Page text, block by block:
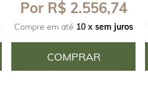
Por R$ 2.556,74
Compre em até 10 x sem juros
COMPRAR